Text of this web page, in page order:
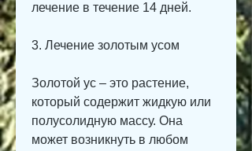
лечение в течение 14 дней.
3. Лечение золотым усом
Золотой ус – это растение,
который содержит жидкую или
полусолидную массу. Она
может возникнуть в любом